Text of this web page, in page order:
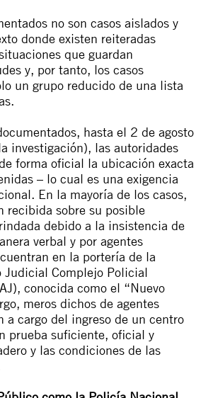
no son casos aislados y
donde existen reiteradas
que guardan
y, por tanto, los casos
un grupo reducido de una lista
hasta el 2 de agosto
investigación), las autoridades
forma oficial la ubicación exacta
– lo cual es una exigencia
En la mayoría de los casos,
recibida sobre su posible
debido a la insistencia de
verbal y por agentes
en la portería de la
Judicial Complejo Policial
conocida como el “Nuevo
meros dichos de agentes
a cargo del ingreso de un centro
prueba suficiente, oficial y
y las condiciones de las